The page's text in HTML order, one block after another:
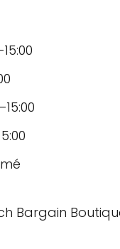
Bargain